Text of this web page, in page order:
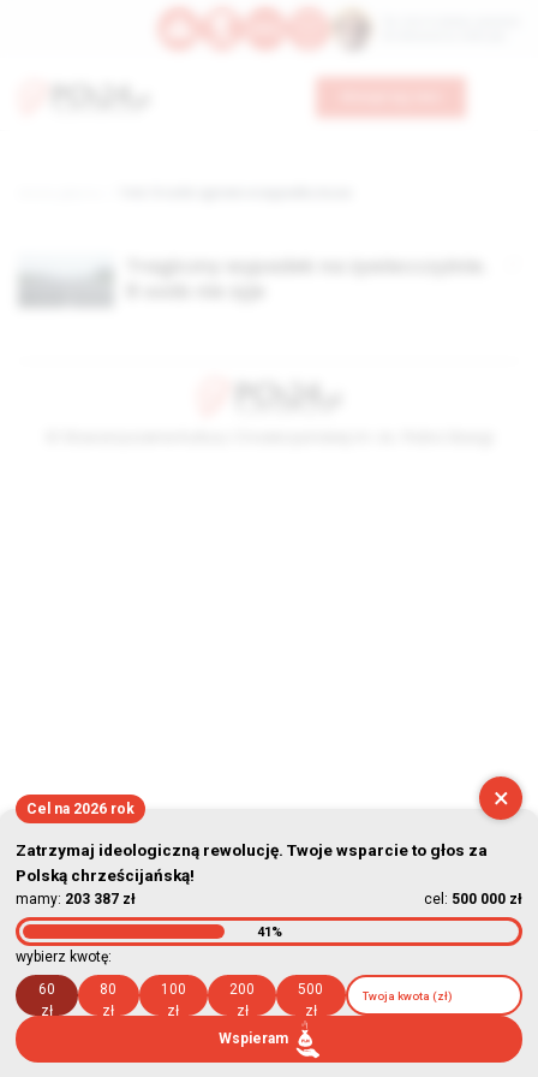
×
Cel na 2026 rok
Zatrzymaj ideologiczną rewolucję. Twoje wsparcie to głos za
Polską chrześcijańską!
mamy: 203 387 zł cel: 500 000 zł
41%
wybierz kwotę:
60
zł
80
zł
100
zł
200
zł
500
zł
Wspieram